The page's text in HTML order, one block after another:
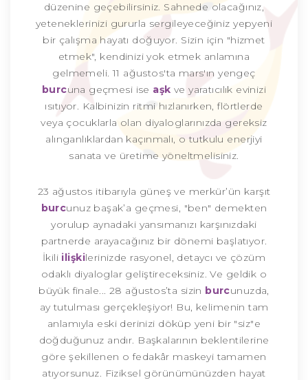
düzenine geçebilirsiniz. Sahnede olacağınız,
yeteneklerinizi gururla sergileyeceğiniz yepyeni
bir çalışma hayatı doğuyor. Sizin için "hizmet
etmek", kendinizi yok etmek anlamına
gelmemeli. 11 ağustos'ta mars'ın yengeç
burcuna geçmesi ise aşk ve yaratıcılık evinizi
ısıtıyor. Kalbinizin ritmi hızlanırken, flörtlerde
veya çocuklarla olan diyaloglarınızda gereksiz
alınganlıklardan kaçınmalı, o tutkulu enerjiyi
sanata ve üretime yöneltmelisiniz.
23 ağustos itibarıyla güneş ve merkür’ün karşıt
burcunuz başak’a geçmesi, "ben" demekten
yorulup aynadaki yansımanızı karşınızdaki
partnerde arayacağınız bir dönemi başlatıyor.
İkili ilişkilerinizde rasyonel, detaycı ve çözüm
odaklı diyaloglar geliştireceksiniz. Ve geldik o
büyük finale... 28 ağustos’ta sizin burcunuzda,
ay tutulması gerçekleşiyor! Bu, kelimenin tam
anlamıyla eski derinizi döküp yeni bir "siz"e
doğduğunuz andır. Başkalarının beklentilerine
göre şekillenen o fedakâr maskeyi tamamen
atıyorsunuz. Fiziksel görünümünüzden hayat